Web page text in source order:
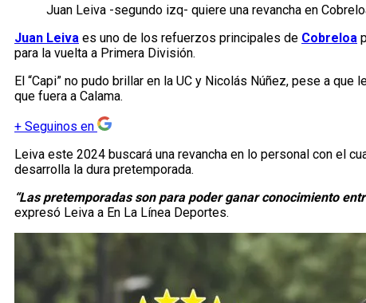
Juan Leiva -segundo izq- quiere una revancha en
Juan Leiva es uno de los refuerzos principales de Cobreloa
para la vuelta a Primera División.
El “Capi” no pudo brillar en la UC y Nicolás Núñez, pese a
que fuera a Calama.
+ Seguinos en
Leiva este 2024 buscará una revancha en lo personal con el
desarrolla la dura pretemporada.
“Las pretemporadas son para poder ganar conocimiento
expresó Leiva a En La Línea Deportes.